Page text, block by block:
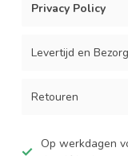
Privacy Policy
Levertijd en
Retouren
Op werkdagen